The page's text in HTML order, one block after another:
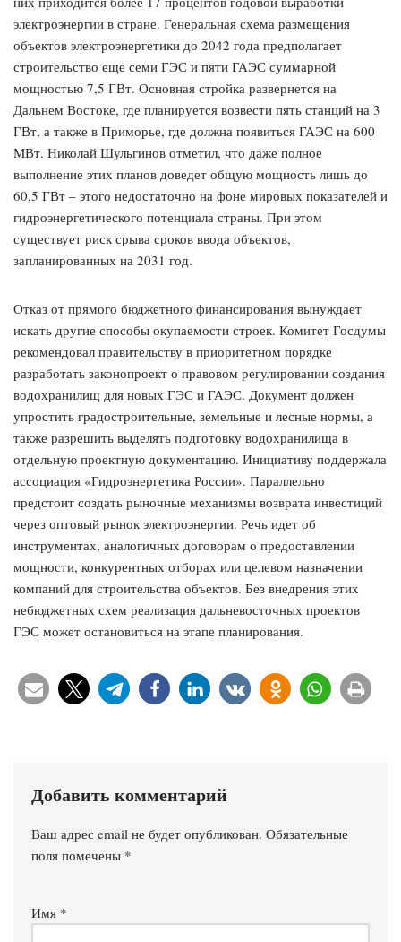
электроэнергии в стране. Генеральная схема размещения
объектов электроэнергетики до 2042 года предполагает
строительство еще семи ГЭС и пяти ГАЭС суммарной
мощностью 7,5 ГВт. Основная стройка развернется на
Дальнем Востоке, где планируется возвести пять станций на 3
ГВт, а также в Приморье, где должна появиться ГАЭС на 600
МВт. Николай Шульгинов отметил, что даже полное
выполнение этих планов доведет общую мощность лишь до
60,5 ГВт – этого недостаточно на фоне мировых показателей и
гидроэнергетического потенциала страны. При этом
существует риск срыва сроков ввода объектов,
запланированных на 2031 год.
Отказ от прямого бюджетного финансирования вынуждает
искать другие способы окупаемости строек. Комитет Госдумы
рекомендовал правительству в приоритетном порядке
разработать законопроект о правовом регулировании создания
водохранилищ для новых ГЭС и ГАЭС. Документ должен
упростить градостроительные, земельные и лесные нормы, а
также разрешить выделять подготовку водохранилища в
отдельную проектную документацию. Инициативу поддержала
ассоциация «Гидроэнергетика России». Параллельно
предстоит создать рыночные механизмы возврата инвестиций
через оптовый рынок электроэнергии. Речь идет об
инструментах, аналогичных договорам о предоставлении
мощности, конкурентных отборах или целевом назначении
компаний для строительства объектов. Без внедрения этих
небюджетных схем реализация дальневосточных проектов
ГЭС может остановиться на этапе планирования.
Добавить комментарий
Ваш адрес email не будет опубликован. Обязательные
поля помечены *
Имя *